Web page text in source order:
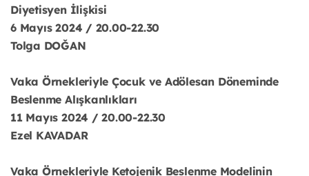
Diyetisyen İlişkisi
6 Mayıs 2024 / 20.00-22.30
Tolga DOĞAN
Vaka Örnekleriyle Çocuk ve Adölesan Döneminde
Beslenme Alışkanlıkları
11 Mayıs 2024 / 20.00-22.30
Ezel KAVADAR
Vaka Örnekleriyle Ketojenik Beslenme Modelinin